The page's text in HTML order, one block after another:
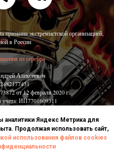
аналитики Яндекс Метрика для
Продолжая использовать сайт,
использования файлов cookies
экстремистской организацией,
в России
из серебра
Алексеевич
от 12 февраля 2020 г.
учета: ИП7701609311
персональных данных
персональных данных
файлов cookies